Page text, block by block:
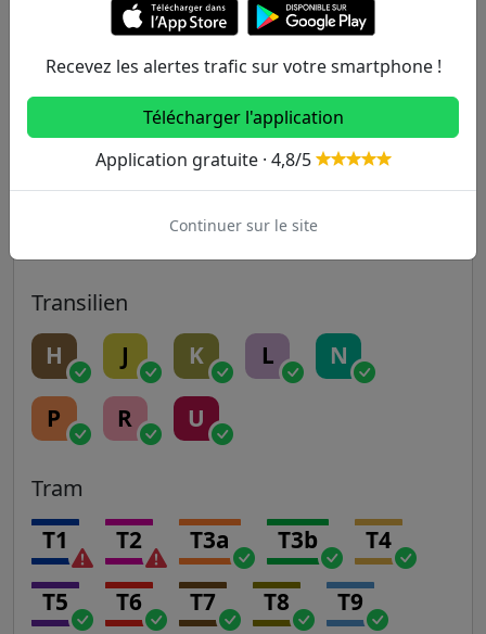
10 11 12 13
C D
Transilien
H J K L N
P R U
Tram
T1 T2 T3a T3b T4
T5 T6 T7 T8 T9
Recevez les alertes trafic sur votre smartphone !
Télécharger l'application
Application gratuite · 4,8/5
Continuer sur le site